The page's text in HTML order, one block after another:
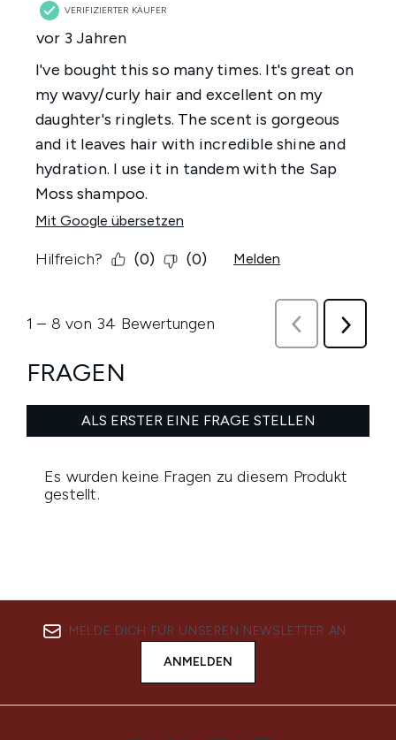
MELDE DICH FÜR UNSEREN NEWSLETTER AN
ANMELDEN